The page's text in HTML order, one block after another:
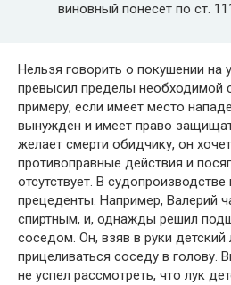
виновный понесет по ст.
Нельзя говорить о покушении на
превысил пределы необходимой
примеру, если имеет место
вынужден и имеет право
желает смерти обидчику, он
противоправные действия и
отсутствует. В
прецеденты. Например, Валерий
спиртным, и, однажды решил
соседом. Он, взяв в руки детский
прицеливаться соседу в голову.
не успел рассмотреть, что лук